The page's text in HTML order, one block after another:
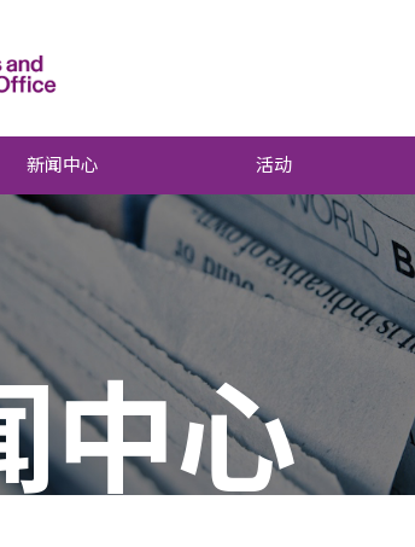
新闻中心 活动
中心